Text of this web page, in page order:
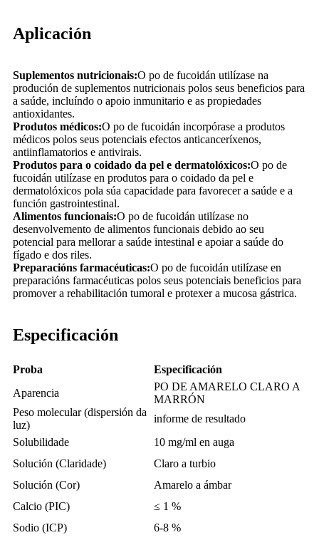
Aplicación
Suplementos nutricionais:O po de fucoidán utilízase na
produción de suplementos nutricionais polos seus beneficios para
a saúde, incluíndo o apoio inmunitario e as propiedades
antioxidantes.
Produtos médicos:O po de fucoidán incorpórase a produtos
médicos polos seus potenciais efectos anticanceríxenos,
antiinflamatorios e antivirais.
Produtos para o coidado da pel e dermatolóxicos:O po de
fucoidán utilízase en produtos para o coidado da pel e
dermatolóxicos pola súa capacidade para favorecer a saúde e a
función gastrointestinal.
Alimentos funcionais:O po de fucoidán utilízase no
desenvolvemento de alimentos funcionais debido ao seu
potencial para mellorar a saúde intestinal e apoiar a saúde do
fígado e dos riles.
Preparacións farmacéuticas:O po de fucoidán utilízase en
preparacións farmacéuticas polos seus potenciais beneficios para
promover a rehabilitación tumoral e protexer a mucosa gástrica.
Especificación
Proba
Especificación
Aparencia
PO DE AMARELO CLARO A
MARRÓN
Peso molecular (dispersión da
luz)
informe de resultado
Solubilidade
10 mg/ml en auga
Solución (Claridade)
Claro a turbio
Solución (Cor)
Amarelo a ámbar
Calcio (PIC)
≤ 1 %
Sodio (ICP)
6-8 %